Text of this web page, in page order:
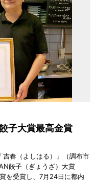
子大賞最高金賞
春（よしはる）」（調布市
餃子（ぎょうざ）大賞
を受賞し、7月24日に都内